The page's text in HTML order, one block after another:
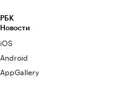
РБК
Новости
iOS
Android
AppGallery